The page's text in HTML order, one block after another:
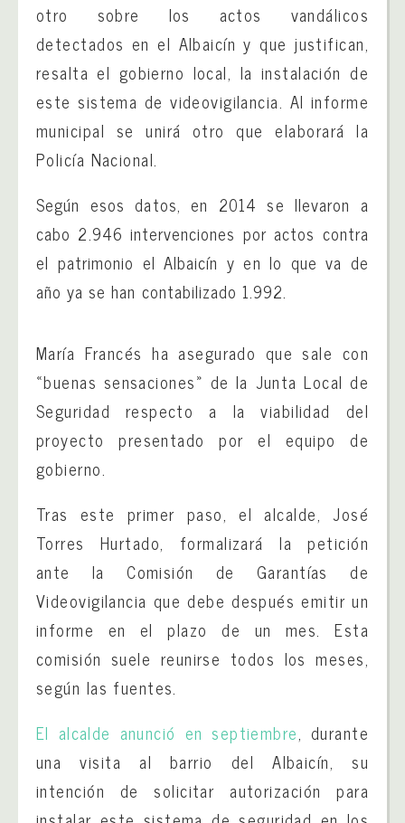
otro sobre los actos vandálicos
detectados en el Albaicín y que justifican,
resalta el gobierno local, la instalación de
este sistema de videovigilancia. Al informe
municipal se unirá otro que elaborará la
Policía Nacional.
Según esos datos, en 2014 se llevaron a
cabo 2.946 intervenciones por actos contra
el patrimonio el Albaicín y en lo que va de
año ya se han contabilizado 1.992.
María Francés ha asegurado que sale con
«buenas sensaciones» de la Junta Local de
Seguridad respecto a la viabilidad del
proyecto presentado por el equipo de
gobierno.
Tras este primer paso, el alcalde, José
Torres Hurtado, formalizará la petición
ante la Comisión de Garantías de
Videovigilancia que debe después emitir un
informe en el plazo de un mes. Esta
comisión suele reunirse todos los meses,
según las fuentes.
El alcalde anunció en septiembre, durante
una visita al barrio del Albaicín, su
intención de solicitar autorización para